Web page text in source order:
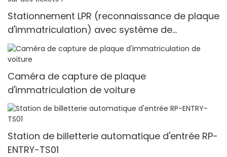
Stationnement LPR (reconnaissance de plaque
d'immatriculation) avec système de
stationnement basé sur des tickets 1
Caméra de capture de plaque
d'immatriculation de voiture
Station de billetterie automatique d'entrée RP-
ENTRY-TS01